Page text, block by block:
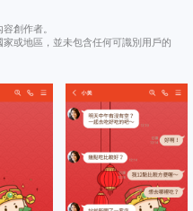
創作者。
或地區，並未包含任何可識別用戶的